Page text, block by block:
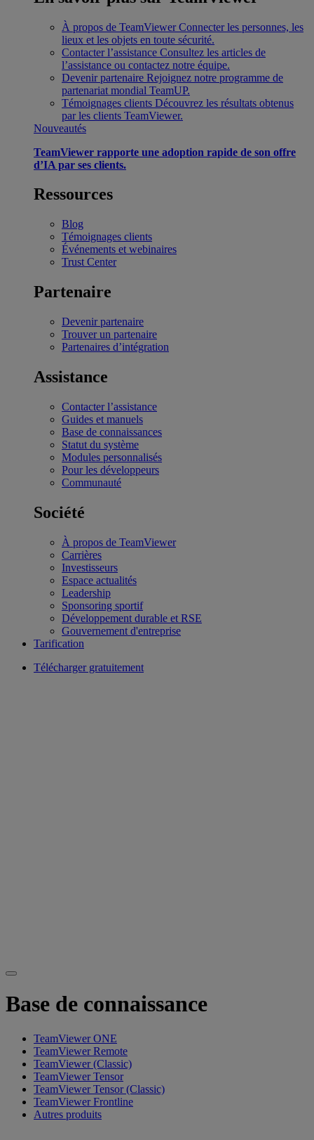
À propos de TeamViewer Connecter les personnes, les
lieux et les objets en toute sécurité.
Contacter l’assistance Consultez les articles de
l’assistance ou contactez notre équipe.
Devenir partenaire Rejoignez notre programme de
partenariat mondial TeamUP.
Témoignages clients Découvrez les résultats obtenus
par les clients TeamViewer.
Nouveautés
TeamViewer rapporte une adoption rapide de son offre
d’IA par ses clients.
Ressources
Blog
Témoignages clients
Événements et webinaires
Trust Center
Partenaire
Devenir partenaire
Trouver un partenaire
Partenaires d’intégration
Assistance
Contacter l’assistance
Guides et manuels
Base de connaissances
Statut du système
Modules personnalisés
Pour les développeurs
Communauté
Société
À propos de TeamViewer
Carrières
Investisseurs
Espace actualités
Leadership
Sponsoring sportif
Développement durable et RSE
Gouvernement d'entreprise
Tarification
Télécharger gratuitement
Base de connaissance
TeamViewer ONE
TeamViewer Remote
TeamViewer (Classic)
TeamViewer Tensor
TeamViewer Tensor (Classic)
TeamViewer Frontline
Autres produits